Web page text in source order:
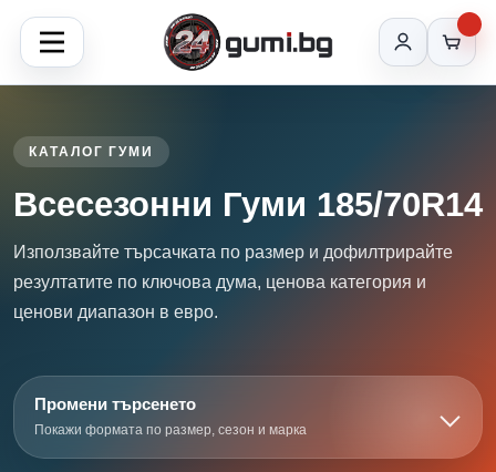
КАТАЛОГ ГУМИ
Всесезонни Гуми 185/70R14
Използвайте търсачката по размер и дофилтрирайте
резултатите по ключова дума, ценова категория и
ценови диапазон в евро.
Промени търсенето
Покажи формата по размер, сезон и марка